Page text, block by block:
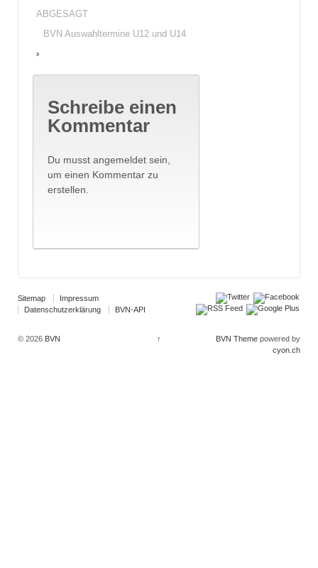
ABGESAGT
BVN Auswahltermine U12 und U14
›
Schreibe einen
Kommentar
Du musst angemeldet sein,
um einen Kommentar zu
erstellen.
Sitemap
Impressum
Datenschutzerklärung
BVN-API
© 2026 BVN ↑ BVN Themepowered by
cyon.ch